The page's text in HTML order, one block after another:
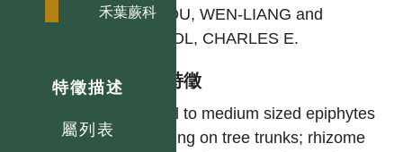
禾葉蕨科
特徵描述
屬列表
CHIOU, WEN-LIANG and
DEVOL, CHARLES E.
型態特徵
Small to medium sized epiphytes
growing on tree trunks; rhizome